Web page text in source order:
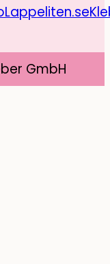
Lappeliten.se
GmbH